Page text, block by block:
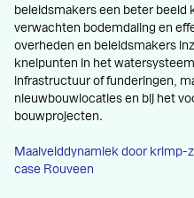
beleidsmakers een beter beeld
verwachten bodemdaling en
overheden en beleidsmakers
knelpunten in het
infrastructuur of funderingen,
nieuwbouwlocaties en bij het
bouwprojecten.
Maaivelddynamiek door krimp-
case Rouveen